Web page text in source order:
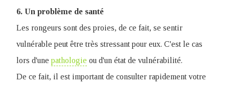
6. Un problème de santé
Les rongeurs sont des proies, de ce fait, se sentir
vulnérable peut être très stressant pour eux. C'est le cas
lors d'une pathologie ou d'un état de vulnérabilité.
De ce fait, il est important de consulter rapidement votre